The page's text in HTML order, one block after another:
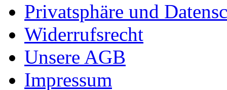
Privatsphäre und
Widerrufsrecht
Unsere AGB
Impressum